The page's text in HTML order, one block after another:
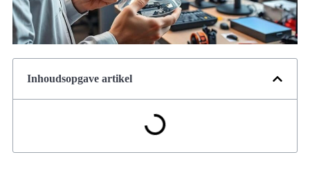
Inhoudsopgave artikel